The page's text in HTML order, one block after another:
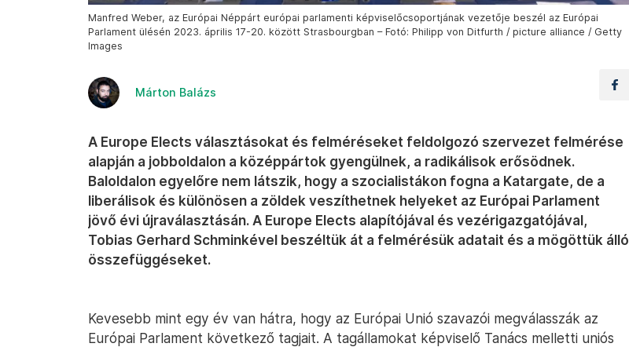
Manfred Weber, az Európai Néppárt európai parlamenti képviselőcsoportjának vezetője beszél az Európai
Parlament ülésén 2023. április 17-20. között Strasbourgban – Fotó: Philipp von Ditfurth / picture alliance / Getty
Images
Márton Balázs
A Europe Elects választásokat és felméréseket feldolgozó szervezet felmérése
alapján a jobboldalon a középpártok gyengülnek, a radikálisok erősödnek.
Baloldalon egyelőre nem látszik, hogy a szocialistákon fogna a Katargate, de a
liberálisok és különösen a zöldek veszíthetnek helyeket az Európai Parlament
jövő évi újraválasztásán. A Europe Elects alapítójával és vezérigazgatójával,
Tobias Gerhard Schminkével beszéltük át a felmérésük adatait és a mögöttük álló
összefüggéseket.
Kevesebb mint egy év van hátra, hogy az Európai Unió szavazói megválasszák az
Európai Parlament következő tagjait. A tagállamokat képviselő Tanács melletti uniós